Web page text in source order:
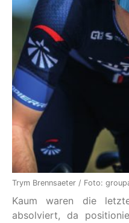
Trym Brennsaeter / Foto:
Kaum waren die
absolviert, da